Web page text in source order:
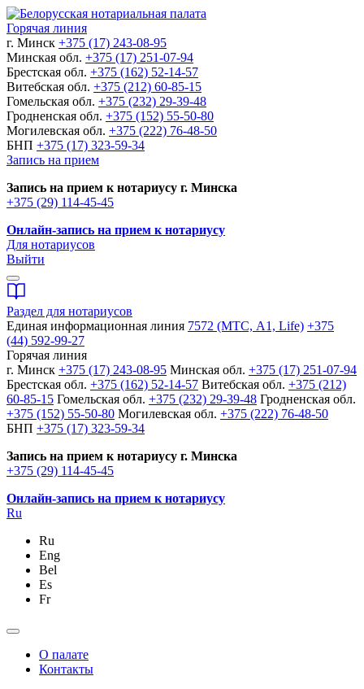
Горячая линия
г. Минск +375 (17) 243-08-95
Минская обл. +375 (17) 251-07-94
Брестская обл. +375 (162) 52-14-57
Витебская обл. +375 (212) 60-85-15
Гомельская обл. +375 (232) 29-39-48
Гродненская обл. +375 (152) 55-50-80
Могилевская обл. +375 (222) 76-48-50
БНП +375 (17) 323-59-34
Запись на прием
Запись на прием к нотариусу г. Минска
+375 (29) 114-45-45
Онлайн-запись на прием к нотариусу
Для нотариусов
Выйти
Раздел для нотариусов
Единая информационная линия 7572 (МТС, A1, Life) +375
(44) 592-99-27
Горячая линия
г. Минск +375 (17) 243-08-95 Минская обл. +375 (17) 251-07-94
Брестская обл. +375 (162) 52-14-57 Витебская обл. +375 (212)
60-85-15 Гомельская обл. +375 (232) 29-39-48 Гродненская обл.
+375 (152) 55-50-80 Могилевская обл. +375 (222) 76-48-50
БНП +375 (17) 323-59-34
Запись на прием к нотариусу г. Минска
+375 (29) 114-45-45
Онлайн-запись на прием к нотариусу
Ru
Ru
Eng
Bel
Es
Fr
О палате
Контакты